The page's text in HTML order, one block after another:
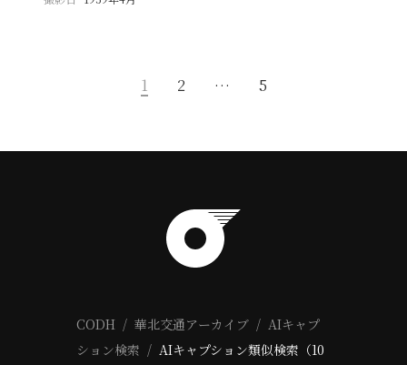
1 2 … 5
CODH 華北交通アーカイブ
AIキャプ
ション検索
AIキャプション類似検索（10